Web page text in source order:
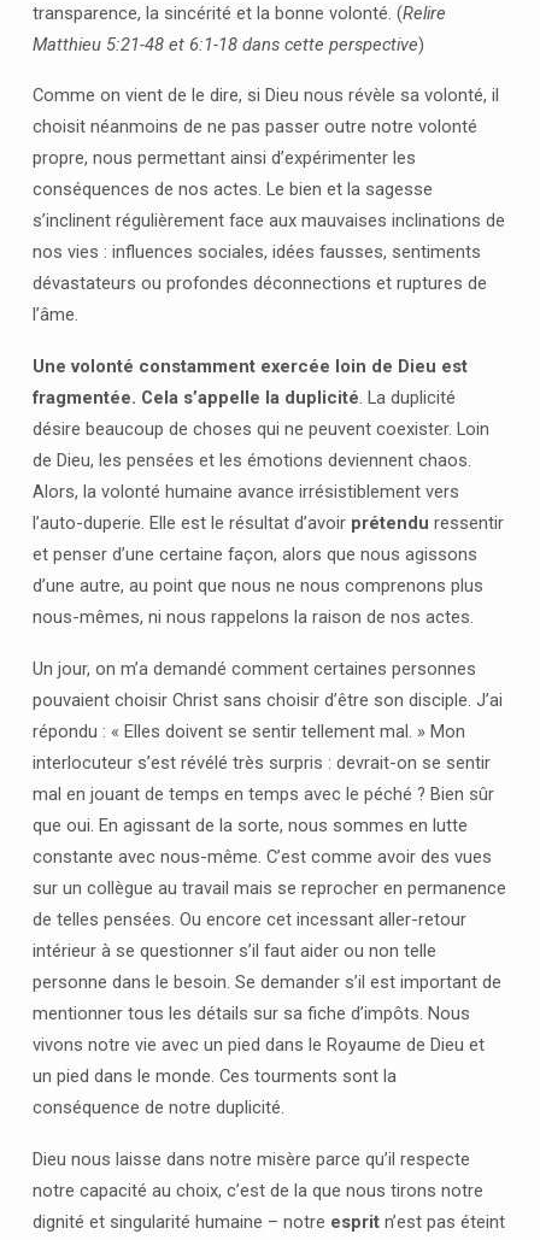
transparence, la sincérité et la bonne volonté. (Relire
Matthieu 5:21-48 et 6:1-18 dans cette perspective)
Comme on vient de le dire, si Dieu nous révèle sa volonté, il
choisit néanmoins de ne pas passer outre notre volonté
propre, nous permettant ainsi d’expérimenter les
conséquences de nos actes. Le bien et la sagesse
s’inclinent régulièrement face aux mauvaises inclinations de
nos vies : influences sociales, idées fausses, sentiments
dévastateurs ou profondes déconnections et ruptures de
l’âme.
Une volonté constamment exercée loin de Dieu est
fragmentée. Cela s’appelle la duplicité. La duplicité
désire beaucoup de choses qui ne peuvent coexister. Loin
de Dieu, les pensées et les émotions deviennent chaos.
Alors, la volonté humaine avance irrésistiblement vers
l’auto-duperie. Elle est le résultat d’avoirprétendu ressentir
et penser d’une certaine façon, alors que nous agissons
d’une autre, au point que nous ne nous comprenons plus
nous-mêmes, ni nous rappelons la raison de nos actes.
Un jour, on m’a demandé comment certaines personnes
pouvaient choisir Christ sans choisir d’être son disciple. J’ai
répondu : « Elles doivent se sentir tellement mal. » Mon
interlocuteur s’est révélé très surpris : devrait-on se sentir
mal en jouant de temps en temps avec le péché ? Bien sûr
que oui. En agissant de la sorte, nous sommes en lutte
constante avec nous-même. C’est comme avoir des vues
sur un collègue au travail mais se reprocher en permanence
de telles pensées. Ou encore cet incessant aller-retour
intérieur à se questionner s’il faut aider ou non telle
personne dans le besoin. Se demander s’il est important de
mentionner tous les détails sur sa fiche d’impôts. Nous
vivons notre vie avec un pied dans le Royaume de Dieu et
un pied dans le monde. Ces tourments sont la
conséquence de notre duplicité.
Dieu nous laisse dans notre misère parce qu’il respecte
notre capacité au choix, c’est de la que nous tirons notre
dignité et singularité humaine – notre espritn’est pas éteint